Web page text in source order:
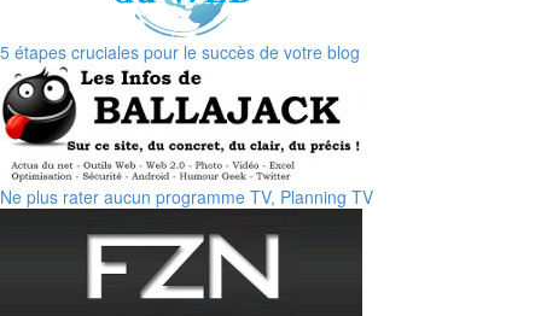
5 étapes cruciales pour le succès de votre blog
Ne plus rater aucun programme TV, Planning TV